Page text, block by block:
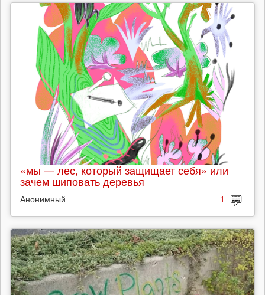
«мы — лес, который защищает себя» или
зачем шиповать деревья
Анонимный 1